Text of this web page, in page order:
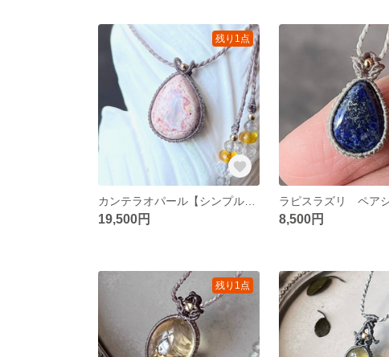
残り1点
19,500円 8,500円
残り1点